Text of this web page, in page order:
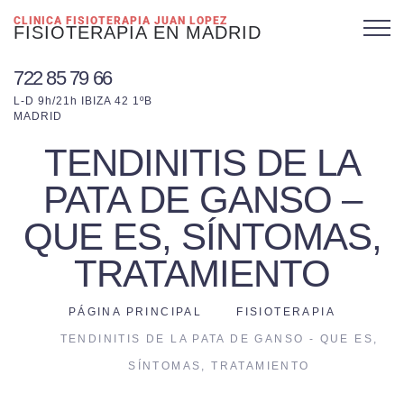
CLINICA FISIOTERAPIA JUAN LOPEZ
FISIOTERAPIA EN MADRID
722 85 79 66
L-D 9h/21h IBIZA 42 1ºB
MADRID
TENDINITIS DE LA
PATA DE GANSO –
QUE ES, SÍNTOMAS,
TRATAMIENTO
PÁGINA PRINCIPAL FISIOTERAPIA
TENDINITIS DE LA PATA DE GANSO - QUE ES,
SÍNTOMAS, TRATAMIENTO